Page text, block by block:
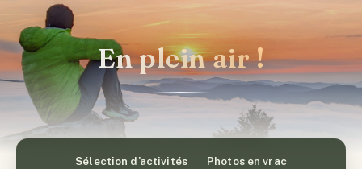
En plein air !
Sélection d’activités Photos en vrac